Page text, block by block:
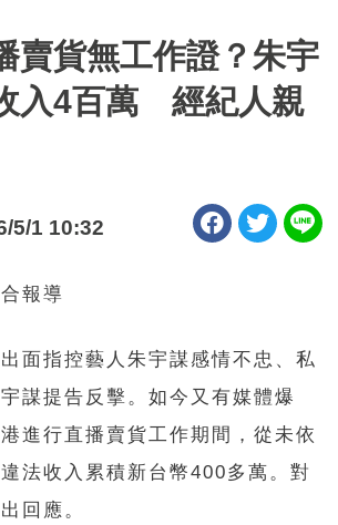
賣貨無工作證？朱宇
入4百萬 經紀人親
5/1 10:32
報導
面指控藝人朱宇謀感情不忠、私
謀提告反擊。如今又有媒體爆
進行直播賣貨工作期間，從未依
法收入累積新台幣400多萬。對
回應。